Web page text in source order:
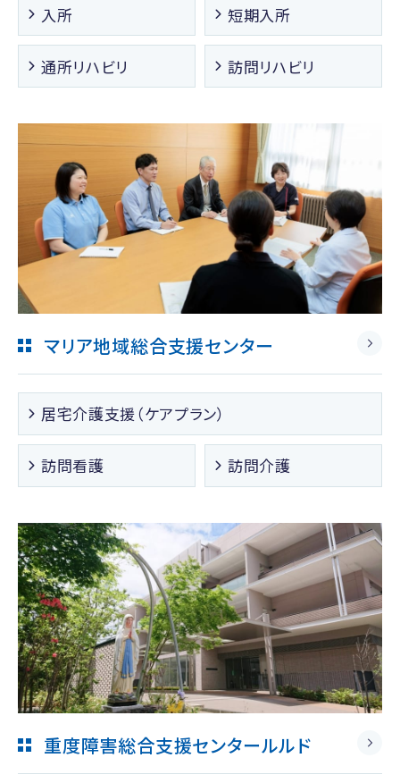
入所 短期入所
通所リハビリ 訪問リハビリ
マリア地域総合支援センター
居宅介護支援（ケアプラン）
訪問看護 訪問介護
重度障害総合支援センタールルド